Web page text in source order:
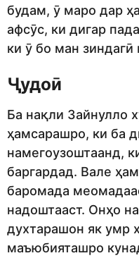
будам, ӯ маро дар
афсӯс, ки дигар
ки ӯ бо ман зиндагӣ
Ҷудоӣ
Ба нақли Зайнулло
ҳамсарашро, ки ба
намегоузоштаанд,
баргардад. Вале
баромада
надоштааст. Онҳо
духтарашон як умр
маъюбияташро